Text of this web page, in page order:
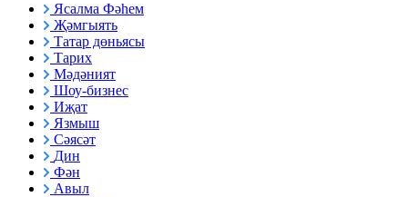
Ясалма Фәһем
Җәмгыять
Татар дөньясы
Тарих
Мәдәният
Шоу-бизнес
Иҗат
Язмыш
Сәясәт
Дин
Фән
Авыл